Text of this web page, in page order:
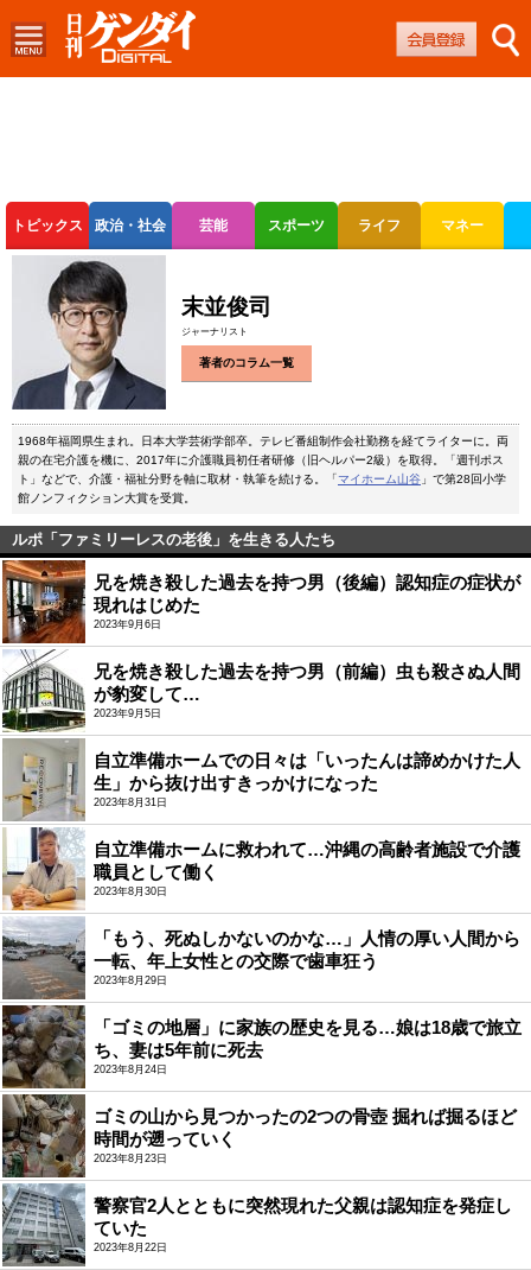
トピックス 政治・社会 芸能 スポーツ ライフ マネー
ボートレース
末並俊司
ジャーナリスト
著者のコラム一覧
1968年福岡県生まれ。日本大学芸術学部卒。テレビ番組制作会社勤務を経てライターに。両
親の在宅介護を機に、2017年に介護職員初任者研修（旧ヘルパー2級）を取得。「週刊ポス
ト」などで、介護・福祉分野を軸に取材・執筆を続ける。「マイホーム山谷 」で第28回小学
館ノンフィクション大賞を受賞。
ルポ「ファミリーレスの老後」を生きる人たち
兄を焼き殺した過去を持つ男（後編）認知症の症状が
現れはじめた
2023年9月6日
兄を焼き殺した過去を持つ男（前編）虫も殺さぬ人間
が豹変して…
2023年9月5日
自立準備ホームでの日々は「いったんは諦めかけた人
生」から抜け出すきっかけになった
2023年8月31日
自立準備ホームに救われて…沖縄の高齢者施設で介護
職員として働く
2023年8月30日
「もう、死ぬしかないのかな…」人情の厚い人間から
一転、年上女性との交際で歯車狂う
2023年8月29日
「ゴミの地層」に家族の歴史を見る…娘は18歳で旅立
ち、妻は5年前に死去
2023年8月24日
ゴミの山から見つかったの2つの骨壺 掘れば掘るほど
時間が遡っていく
2023年8月23日
警察官2人とともに突然現れた父親は認知症を発症し
ていた
2023年8月22日